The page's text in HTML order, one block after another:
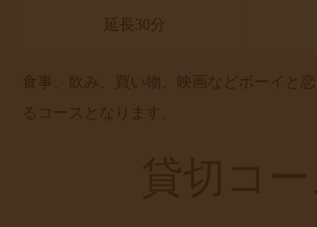
延長30分
食事、飲み、買い物、映画などボーイと
るコースとなります。